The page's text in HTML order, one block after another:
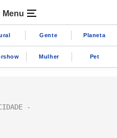
Menu
Gente Planeta
Mulher Pet